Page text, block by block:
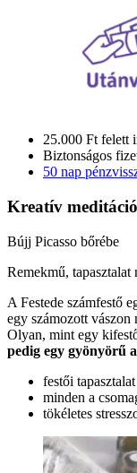
25.000 Ft felett
Biztonságos
50 nap
Kreatív meditáció
Bújj Picasso bőrébe
Remekmű, tapasztalat
A Festede számfestő
egy számozott
Olyan, mint egy
pedig egy gyönyörű
festői
minden a
tökéletes